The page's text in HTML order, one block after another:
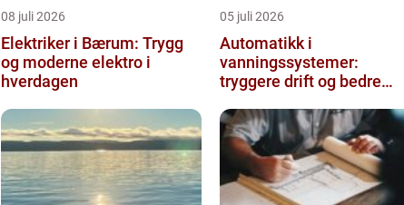
08 juli 2026
Elektriker i Bærum: Trygg
og moderne elektro i
hverdagen
05 juli 2026
Automatikk i
vanningssystemer:
tryggere drift og bedre